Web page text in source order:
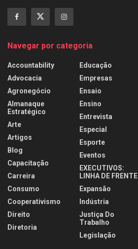
Navegar por categoria
Accountability
Advocacia
Agronegócio
Almanaque
Estratégico
Arte
Artigos
Blog
Capacitação
Carreira
Consumo
Cooperativismo
Direito
Diretoria
Educação
Empresas
Ensaio
Ensino
Entrevista
Especial
Esporte
Eventos
EXECUTIVOS:
LINHA DE FRENTE
Expansão
Indústria
Justiça Do
Trabalho
Legislação